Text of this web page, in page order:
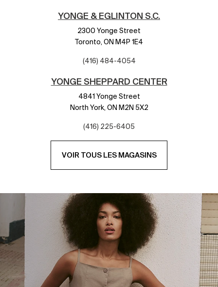
YONGE & EGLINTON S.C.
2300 Yonge Street
Toronto,ON M4P 1E4
(416) 484-4054
YONGE SHEPPARD CENTER
4841 Yonge Street
North York, ON M2N 5X2
(416) 225-6405
VOIR TOUS LES MAGASINS